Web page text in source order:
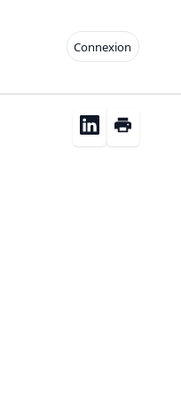
Connexion